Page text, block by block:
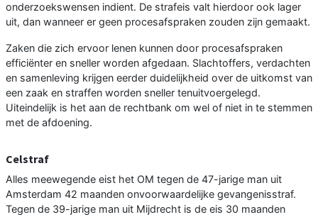
onderzoekswensen indient. De strafeis valt hierdoor ook lager
uit, dan wanneer er geen procesafspraken zouden zijn gemaakt.
Zaken die zich ervoor lenen kunnen door procesafspraken
efficiënter en sneller worden afgedaan. Slachtoffers, verdachten
en samenleving krijgen eerder duidelijkheid over de uitkomst van
een zaak en straffen worden sneller tenuitvoergelegd.
Uiteindelijk is het aan de rechtbank om wel of niet in te stemmen
met de afdoening.
Celstraf
Alles meewegende eist het OM tegen de 47-jarige man uit
Amsterdam 42 maanden onvoorwaardelijke gevangenisstraf.
Tegen de 39-jarige man uit Mijdrecht is de eis 30 maanden